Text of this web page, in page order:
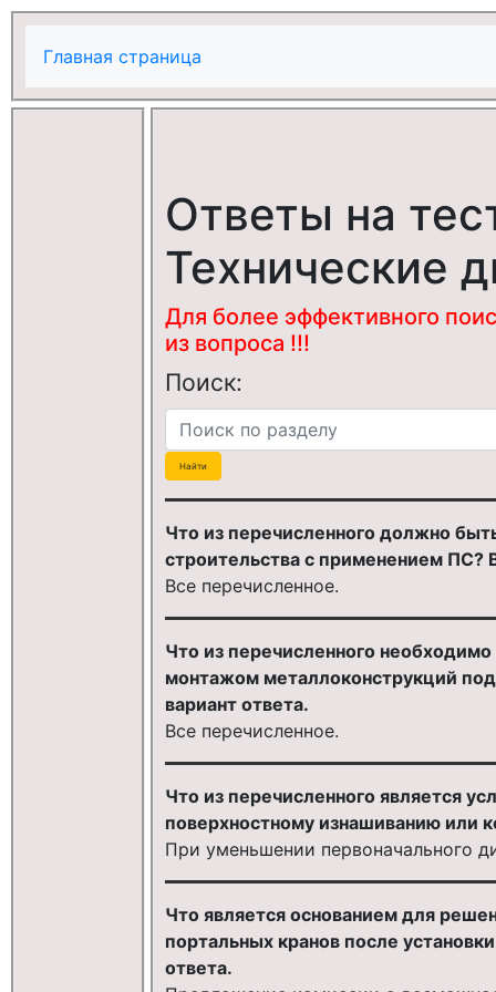
Главная страница
Ответы на
Технические
Для более эффективного
из вопроса !!!
Поиск:
Что из перечисленного должно
строительства с применением ПС?
Все перечисленное.
Что из перечисленного
монтажом металлоконструкций
вариант ответа.
Все перечисленное.
Что из перечисленного является
поверхностному изнашиванию или
При уменьшении первоначального
Что является основанием для
портальных кранов после
ответа.